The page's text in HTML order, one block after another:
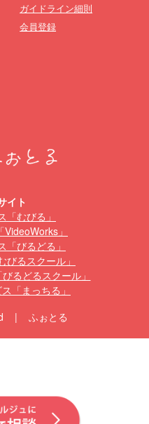
ガイドライン細則
会員登録
イト
「むびる」
」
「びるどる」
るスクール」
るどるスクール」
「まっちる」
| ふぉとる